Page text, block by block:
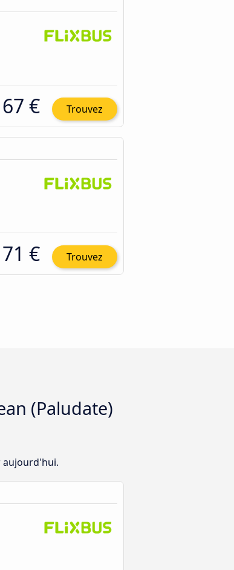
€ Trouvez
71 € Trouvez
(Paludate)
aujourd'hui.